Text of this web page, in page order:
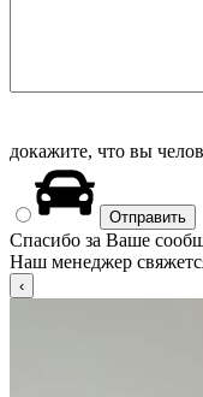
докажите, что вы
Спасибо за Ваше
Наш менеджер